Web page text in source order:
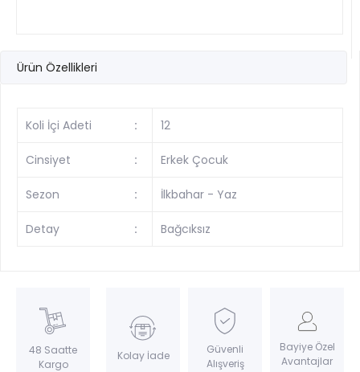
Ürün Özellikleri
Koli İçi Adeti : 12
Cinsiyet : Erkek Çocuk
Sezon : İlkbahar - Yaz
Detay : Bağcıksız
48 Saatte
Kargo
Kolay İade
Güvenli
Alışveriş
Bayiye Özel
Avantajlar